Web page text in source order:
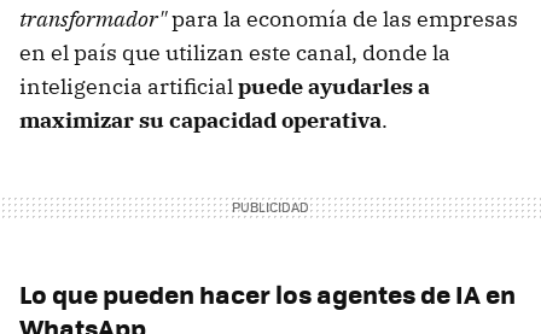
transformador"para la economía de las empresas
en el país que utilizan este canal, donde la
inteligencia artificialpuede ayudarles a
maximizar su capacidad operativa.
Lo que pueden hacer los agentes de IA en